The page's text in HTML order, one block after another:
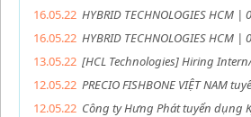
16.05.22 HYBRID TECHNOLOGIES HCM |
16.05.22 HYBRID TECHNOLOGIES HCM |
13.05.22 [HCL Technologies] Hiring
12.05.22 PRECIO FISHBONE VIỆT NAM
12.05.22 Công ty Hưng Phát tuyển dụng